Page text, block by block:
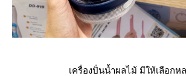
เครื่องปั่นน้ำผลไม้ มีให้เลือกห